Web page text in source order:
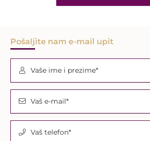
Pošaljite nam e-mail upit
Vaše ime i prezime*
Vaš e-mail*
Vaš telefon*